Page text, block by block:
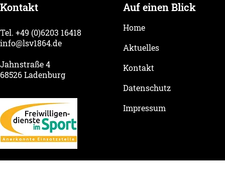
Kontakt
Tel. +49 (0)6203 16418
info@lsv1864.de
Jahnstraße 4
68526 Ladenburg
Auf einen Blick
Home
Aktuelles
Kontakt
Datenschutz
Impressum